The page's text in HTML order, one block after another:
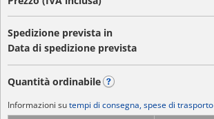
Spedizione prevista in
Data di spedizione prevista
Quantità ordinabile
Informazioni sutempi di consegna, spese di trasporto